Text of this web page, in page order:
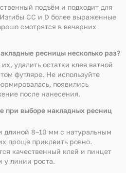
подъём и подходит для
CC и D более выраженные
смотрятся в вечерних
ресницы несколько раз?
удалить остатки клея ватной
футляре. Не используйте
появились
после нанесения.
при выборе накладных ресниц
длиной 8–10 мм с натуральным
проще приклеить ровно.
качественный клей и пинцет
у линии роста.